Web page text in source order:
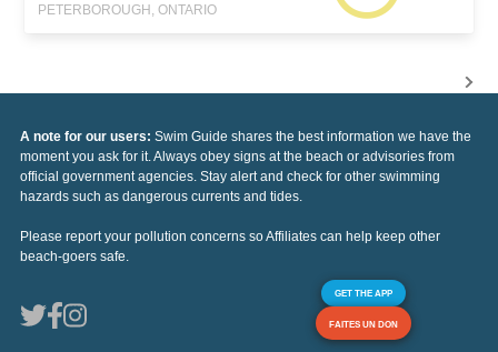
PETERBOROUGH, ONTARIO
A note for our users: Swim Guide shares the best information we have the
moment you ask for it. Always obey signs at the beach or advisories from
official government agencies. Stay alert and check for other swimming
hazards such as dangerous currents and tides.
Please report your pollution concerns so Affiliates can help keep other
beach-goers safe.
GET THE APP
FAITES UN DON